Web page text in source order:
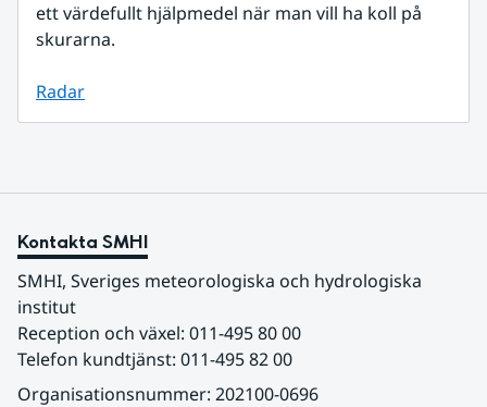
ett värdefullt hjälpmedel när man vill ha koll på
skurarna.
Radar
Kontakta SMHI
SMHI, Sveriges meteorologiska och hydrologiska
institut
Reception och växel: 011-495 80 00
Telefon kundtjänst: 011-495 82 00
Organisationsnummer: 202100-0696